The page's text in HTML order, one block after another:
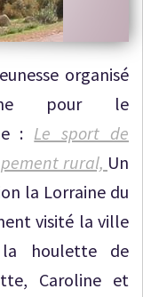
organisé
pour le
: Le sport de
rural, Un
la Lorraine du
visité la ville
la houlette de
Caroline et